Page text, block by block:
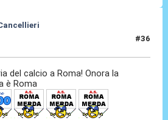
#36
del calcio a Roma! Onora la
è Roma